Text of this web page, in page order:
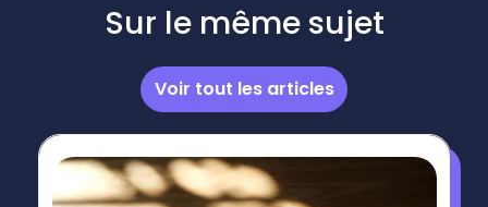
Sur le même sujet
Voir tout les articles